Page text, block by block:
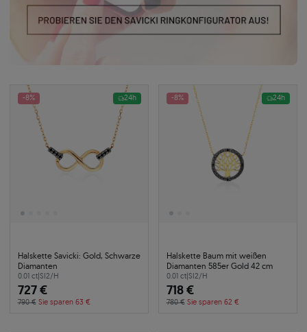
-8% 24h
Halskette Savicki: Gold, Schwarze
Diamanten
0.01 ct|SI2/H
727 €
790 € Sie sparen 63 €
-8% 24h
Halskette Baum mit weißen
Diamanten 585er Gold 42 cm
0.01 ct|SI2/H
718 €
780 € Sie sparen 62 €